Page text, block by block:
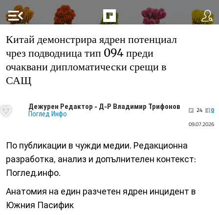
menu_open
Китай демонстрира ядрен потенциал
чрез подводница тип 094 преди
очаквани дипломатически срещи в
САЩ
Дежурен Редактор - Д-Р Владимир Трифонов
Поглед Инфо 24
0
09.07.2026
По публикации в чужди медии. Редакционна
разработка, анализ и допълнителен контекст:
Поглед.инфо.
Анатомия на един разчетен ядрен инцидент в
Южния Пасифик